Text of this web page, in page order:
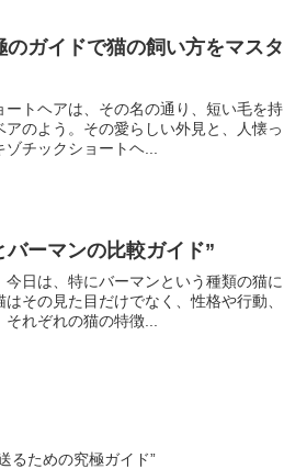
ガイドで猫の飼い方をマスタ
トヘアは、その名の通り、短い毛を持
のよう。その愛らしい外見と、人懐っ
ゾチックショートヘ...
ーマンの比較ガイド”
日は、特にバーマンという種類の猫に
その見た目だけでなく、性格や行動、
れぞれの猫の特徴...
るための究極ガイド”